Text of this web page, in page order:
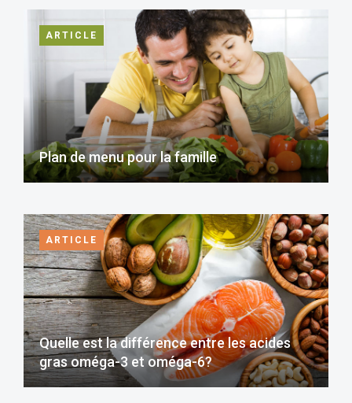
ARTICLE
Plan de menu pour la famille
ARTICLE
Quelle est la différence entre les acides
gras oméga-3 et oméga-6?